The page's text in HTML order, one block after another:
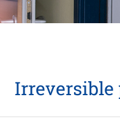
Irreversible